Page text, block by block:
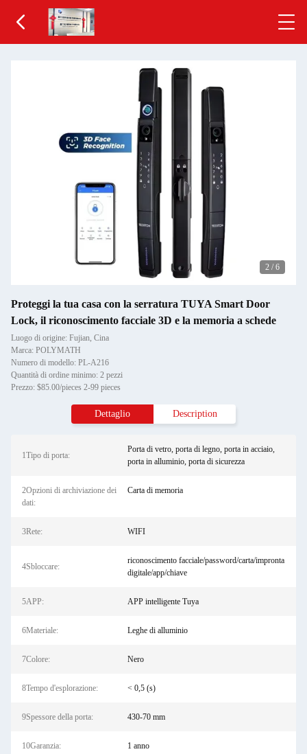
2 / 6
Proteggi la tua casa con la serratura TUYA Smart Door
Lock, il riconoscimento facciale 3D e la memoria a schede
Luogo di origine: Fujian, Cina
Marca: POLYMATH
Numero di modello: PL-A216
Quantità di ordine minimo: 2 pezzi
Prezzo: $85.00/pieces 2-99 pieces
Dettaglio Description
1Tipo di porta:
Porta di vetro, porta di legno, porta in acciaio,
porta in alluminio, porta di sicurezza
2Opzioni di archiviazione dei
dati:
Carta di memoria
3Rete: WIFI
4Sbloccare:
riconoscimento facciale/password/carta/impronta
digitale/app/chiave
5APP: APP intelligente Tuya
6Materiale: Leghe di alluminio
7Colore: Nero
8Tempo d'esplorazione: < 0,5 (s)
9Spessore della porta: 430-70 mm
10Garanzia: 1 anno